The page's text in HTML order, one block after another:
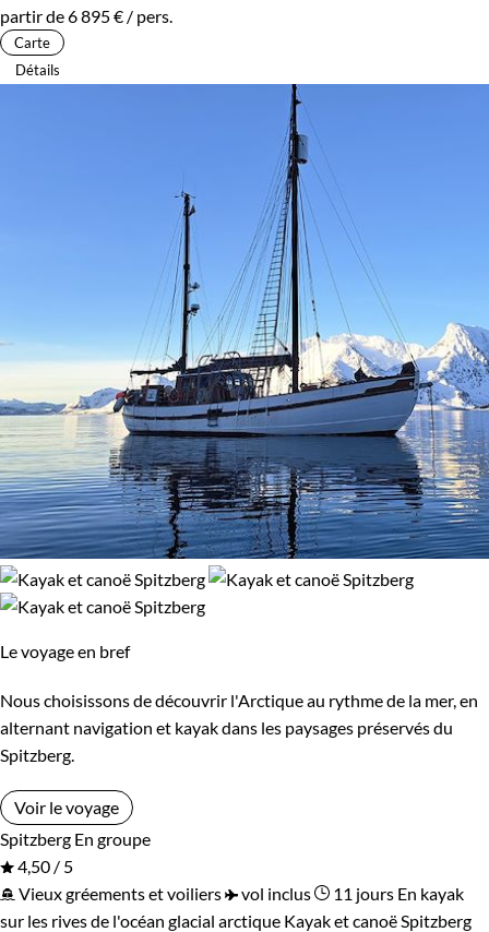
partir de6 895 € / pers.
Carte
Détails
Le voyage en bref
Nous choisissons de découvrir l'Arctique au rythme de la mer, en
alternant navigation et kayak dans les paysages préservés du
Spitzberg.
Voir le voyage
Spitzberg En groupe
4,50 / 5
Vieux gréements et voiliers
vol inclus 11 jours En kayak
sur les rives de l'océan glacial arctique Kayak et canoë Spitzberg